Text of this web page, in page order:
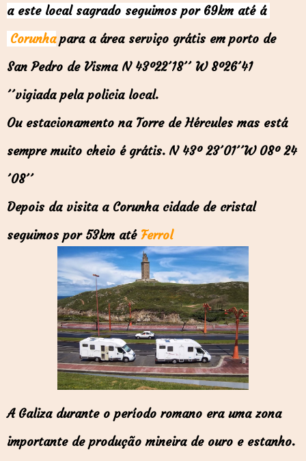
a este local sagrado seguimos por 69km até á
Corunhapara a área serviço grátis emporto de
San Pedro de Visma N 43º22´18´´ W 8º26´41
´´vigiada pela policia local.
Ou estacionamento na Torre de Hércules mas está
sempre muito cheio é grátis. N 43º 23´01´´W 08º 24
´08´´
Depois da visita a Corunha cidade de cristal
seguimos por 53km até Ferrol
A Galiza durante o período romano era uma zona
importante de produção mineira de ouro e estanho.